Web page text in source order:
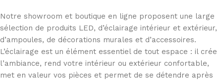
Notre showroom et boutique en ligne proposent une large
sélection de produits LED, d’éclairage intérieur et extérieur,
d’ampoules, de décorations murales et d’accessoires.
L’éclairage est un élément essentiel de tout espace : il crée
l’ambiance, rend votre intérieur ou extérieur confortable,
met en valeur vos pièces et permet de se détendre après